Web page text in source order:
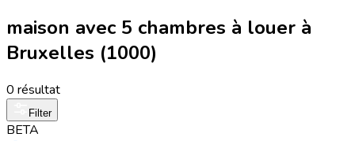
maison avec 5 chambres à louer à
Bruxelles (1000)
0 résultat
Filter
BETA